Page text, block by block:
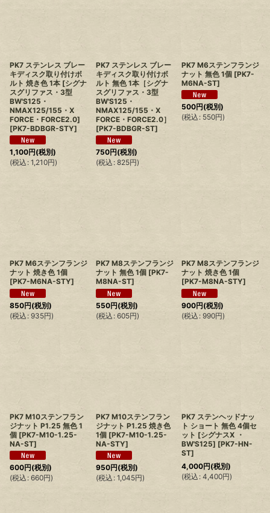
PK7 ステンレス ブレー
キディスク取り付けボ
ルト 焼き色 1本 [シグナ
スグリファス・3型
BW'S125・
NMAX125/155・X
FORCE・FORCE2.0]
[PK7-BDBGR-STY]
1,100円(税別)
(税込 : 1,210円)
PK7 ステンレス ブレー
キディスク取り付けボ
ルト 無色 1本［シグナ
スグリファス・3型
BW'S125・
NMAX125/155・X
FORCE・FORCE2.0］
[PK7-BDBGR-ST]
750円(税別)
(税込 : 825円)
PK7 M6ステンフランジ
ナット 無色 1個 [PK7-
M6NA-ST]
500円(税別)
(税込 : 550円)
PK7 M6ステンフランジ
ナット 焼き色 1個
[PK7-M6NA-STY]
850円(税別)
(税込 : 935円)
PK7 M8ステンフランジ
ナット 無色 1個 [PK7-
M8NA-ST]
550円(税別)
(税込 : 605円)
PK7 M8ステンフランジ
ナット 焼き色 1個
[PK7-M8NA-STY]
900円(税別)
(税込 : 990円)
PK7 M10ステンフラン
ジナット P1.25 無色 1
個 [PK7-M10-1.25-
NA-ST]
600円(税別)
(税込 : 660円)
PK7 M10ステンフラン
ジナット P1.25 焼き色
1個 [PK7-M10-1.25-
NA-STY]
950円(税別)
(税込 : 1,045円)
PK7 ステンヘッドナッ
ト ショート 無色 4個セ
ット [シグナスX ・
BW'S125] [PK7-HN-
ST]
4,000円(税別)
(税込 : 4,400円)